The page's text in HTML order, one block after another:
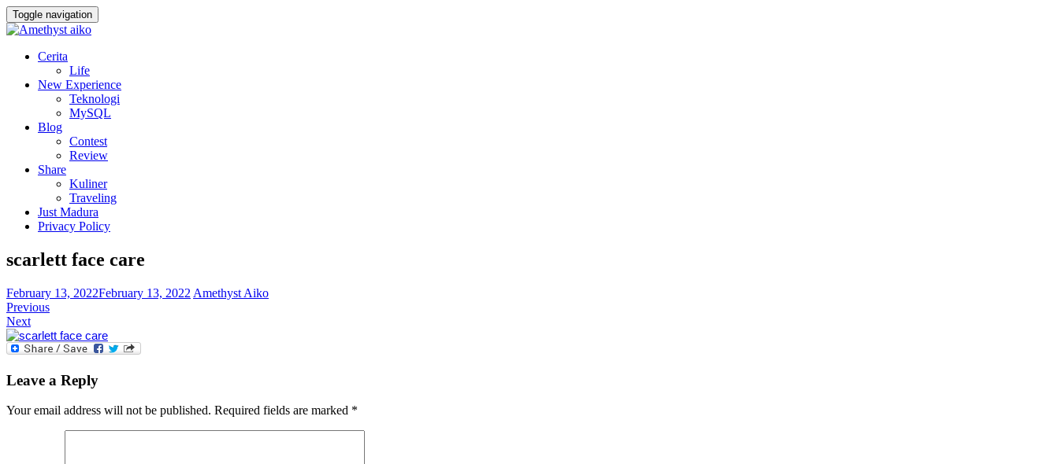
Toggle navigation
Cerita
Life
New Experience
Teknologi
MySQL
Blog
Contest
Review
Share
Kuliner
Traveling
Just Madura
Privacy Policy
scarlett face care
February 13, 2022February 13, 2022 Amethyst Aiko
Previous
Next
Leave a Reply
Your email address will not be published. Required fields are marked *